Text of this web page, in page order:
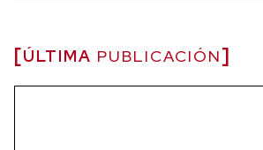
ÚLTIMA PUBLICACIÓN